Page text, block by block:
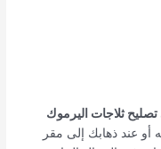
ثلاجات اليرموك
أو عند ذهابك إلى مقر